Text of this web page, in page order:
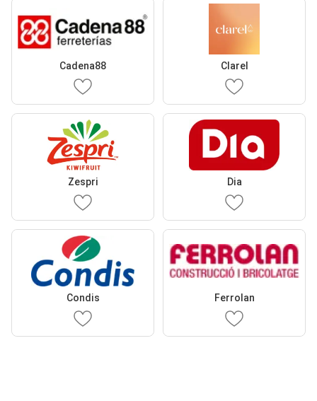
Cadena88 Clarel
Zespri Dia
Condis Ferrolan